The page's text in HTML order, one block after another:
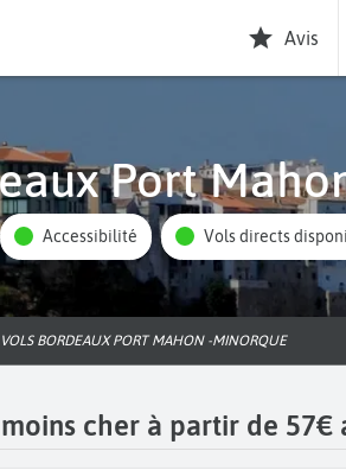
Avis
Port
Accessibilité Vols directs
VOLS BORDEAUX PORT MAHON -MINORQUE
cher à partir de